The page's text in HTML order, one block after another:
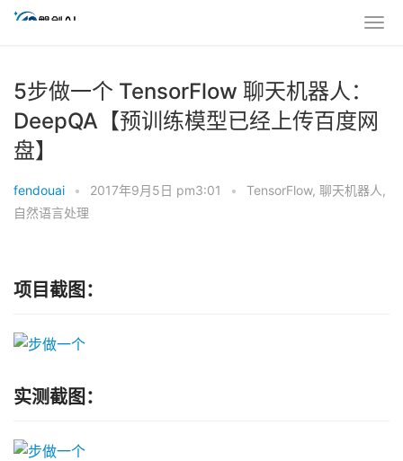
5步做一个 TensorFlow 聊天机器人：
DeepQA【预训练模型已经上传百度网
盘】
fendouai • 2017年9月5日 pm3:01 • TensorFlow, 聊天机器人 ,
自然语言处理
项目截图：
实测截图：